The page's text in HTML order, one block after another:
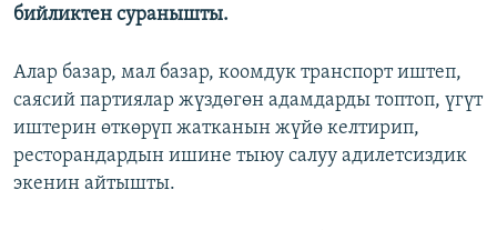
бийликтен суранышты.
Алар базар, мал базар, коомдук транспорт иштеп,
саясий партиялар жүздөгөн адамдарды топтоп, үгүт
иштерин өткөрүп жатканын жүйө келтирип,
ресторандардын ишине тыюу салуу адилетсиздик
экенин айтышты.